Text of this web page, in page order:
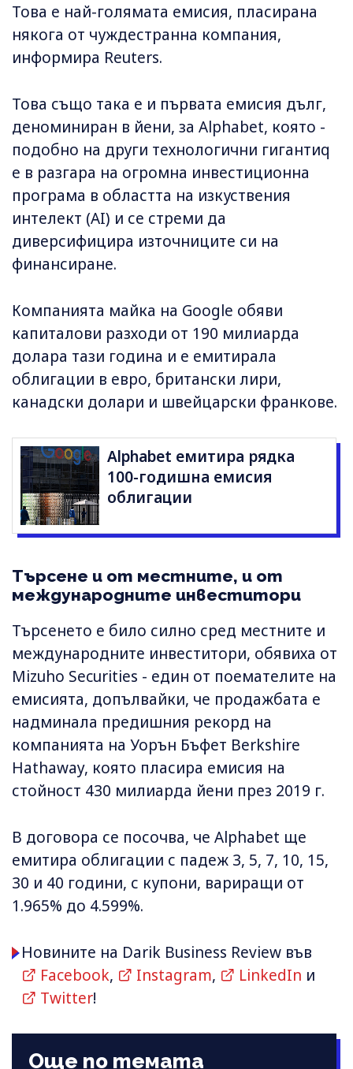
Това е най-голямата емисия, пласирана
някога от чуждестранна компания,
информира Reuters.
Това също така е и първата емисия дълг,
деноминиран в йени, за Alphabet, която -
подобно на други технологични гигантиq
е в разгара на огромна инвестиционна
програма в областта на изкуствения
интелект (AI) и се стреми да
диверсифицира източниците си на
финансиране.
Компанията майка на Google обяви
капиталови разходи от 190 милиарда
долара тази година и е емитирала
облигации в евро, британски лири,
канадски долари и швейцарски франкове.
Alphabet емитира рядка
100-годишна емисия
облигации
Търсене и от местните, и от
международните инвеститори
Търсенето е било силно сред местните и
международните инвеститори, обявиха от
Mizuho ⁠Securities - един от поемателите на
емисията, допълвайки, че продажбата е
надминала предишния рекорд на
компанията на Уорън Бъфет Berkshire
⁠Hathaway, която пласира емисия на
стойност 430 милиарда йени през 2019 г.
В договора се посочва, че Alphabet ще
емитира облигации с падеж 3, 5, 7, 10, 15,
30 и 40 години, с купони, вариращи от
1.965% до 4.599%.
Новините на Darik Business Review във
Facebook, Instagram, LinkedIn и
Twitter!
Още по темата